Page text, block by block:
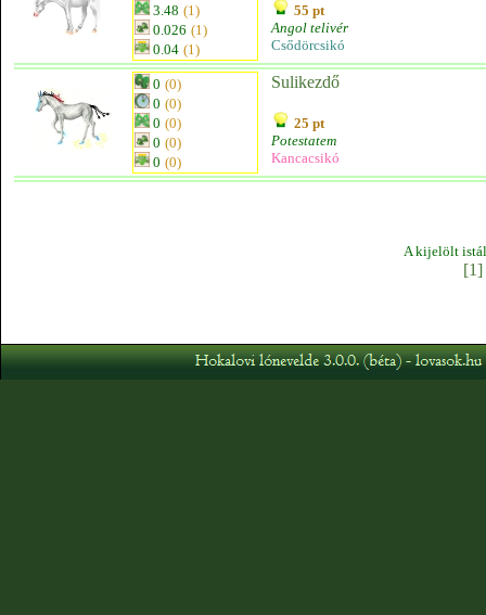
3.48 (1)
0.026 (1)
0.04 (1)
55 pt
Angol telivér
Csődörcsikó
0 (0)
0 (0)
0 (0)
0 (0)
0 (0)
Sulikezdő
25 pt
Potestatem
Kancacsikó
A kijelölt
[1]